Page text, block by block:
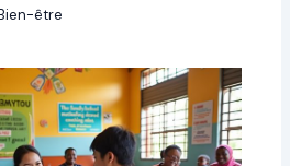
être